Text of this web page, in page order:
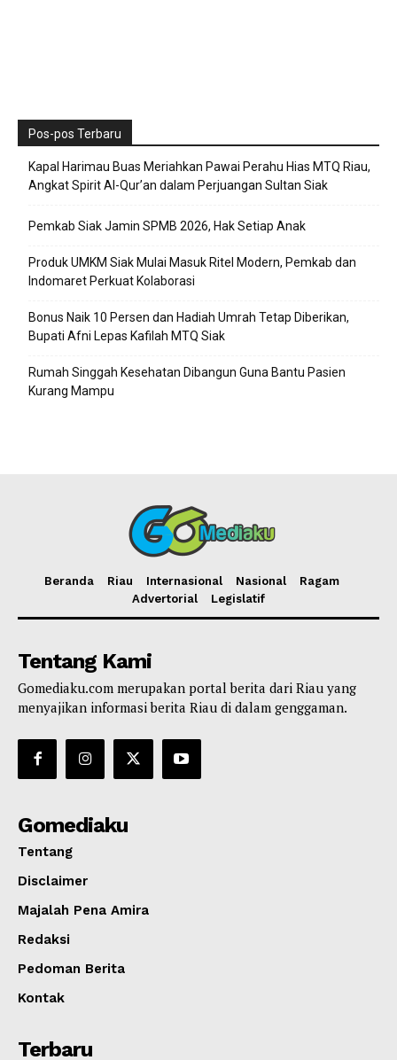
Pos-pos Terbaru
Kapal Harimau Buas Meriahkan Pawai Perahu Hias MTQ Riau,
Angkat Spirit Al-Qur’an dalam Perjuangan Sultan Siak
Pemkab Siak Jamin SPMB 2026, Hak Setiap Anak
Produk UMKM Siak Mulai Masuk Ritel Modern, Pemkab dan
Indomaret Perkuat Kolaborasi
Bonus Naik 10 Persen dan Hadiah Umrah Tetap Diberikan,
Bupati Afni Lepas Kafilah MTQ Siak
Rumah Singgah Kesehatan Dibangun Guna Bantu Pasien
Kurang Mampu
Beranda Riau Internasional Nasional
Ragam
Advertorial
Legislatif
Tentang Kami
Gomediaku.com merupakan portal berita dari Riau yang
menyajikan informasi berita Riau di dalam genggaman.
Gomediaku
Tentang
Disclaimer
Majalah Pena Amira
Redaksi
Pedoman Berita
Kontak
Terbaru